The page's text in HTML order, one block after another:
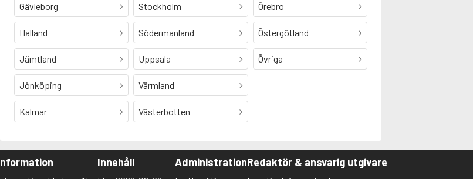
Gävleborg
Halland
Jämtland
Jönköping
Kalmar
Stockholm
Södermanland
Uppsala
Värmland
Västerbotten
Örebro
Östergötland
Övriga
Innehåll AdministrationRedaktör & ansvarig utgivare